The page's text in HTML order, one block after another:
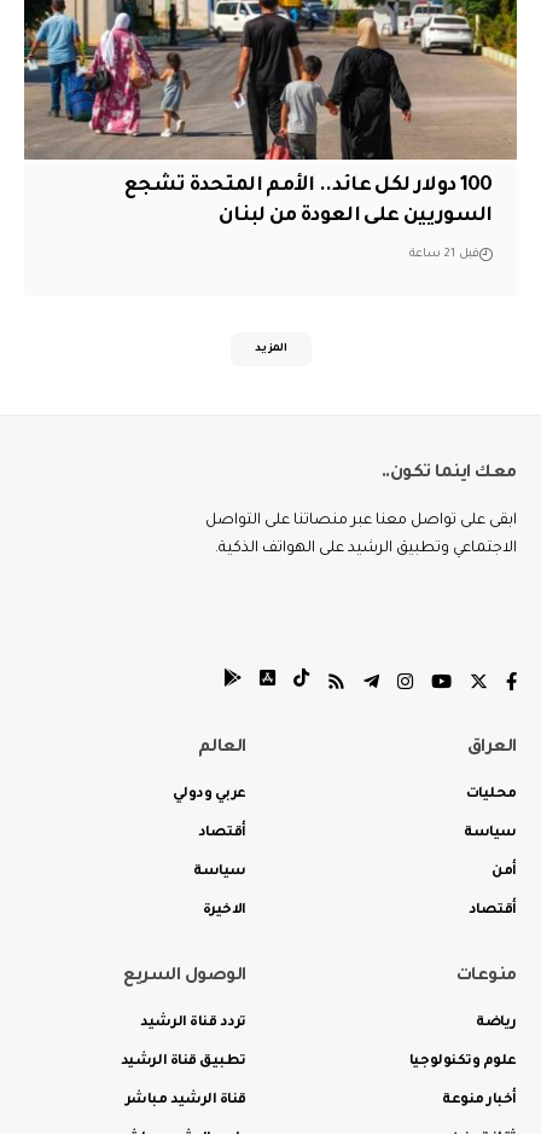
100 دولار لكل عائد.. الأمم المتحدة تشجع
السوريين على العودة من لبنان
قبل 21 ساعة
المزيد
معك اينما تكون..
ابقى على تواصل معنا عبر منصاتنا على التواصل
الاجتماعي وتطبيق الرشيد على الهواتف الذكية.
العراق
محليات
سياسة
أمن
أقتصاد
العالم
عربي ودولي
أقتصاد
سياسة
الاخيرة
منوعات
رياضة
علوم وتكنولوجيا
أخبار منوعة
الوصول السريع
تردد قناة الرشيد
تطبيق قناة الرشيد
قناة الرشيد مباشر